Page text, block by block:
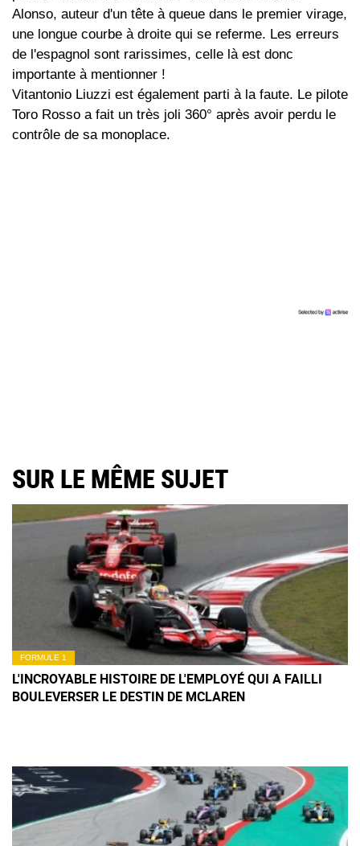
Alonso, auteur d'un tête à queue dans le premier virage,
une longue courbe à droite qui se referme. Les erreurs
de l'espagnol sont rarissimes, celle là est donc
importante à mentionner !
Vitantonio Liuzzi est également parti à la faute. Le pilote
Toro Rosso a fait un très joli 360° après avoir perdu le
contrôle de sa monoplace.
SUR LE MÊME SUJET
FORMULE 1
L'INCROYABLE HISTOIRE DE L'EMPLOYÉ QUI A FAILLI
BOULEVERSER LE DESTIN DE MCLAREN